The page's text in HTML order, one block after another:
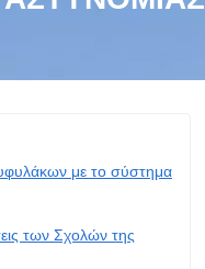
με το σύστημα
των Σχολών της